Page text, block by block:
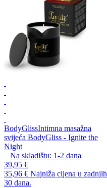
BodyGlissIntimna masažna
svijeća BodyGliss - Ignite the
Night
Na skladištu: 1-2 dana
39,95 €
35,96 € Najniža cijena u zadnjih
30 dana.